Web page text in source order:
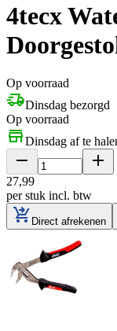
4tecx
Op voorraad
Dinsdag bezorgd
Op voorraad
Dinsdag af te
27,99
per stuk incl. btw
Direct afrekenen